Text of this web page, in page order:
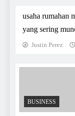
usaha rumahan
yang sering
Justin Perez
BUSINESS